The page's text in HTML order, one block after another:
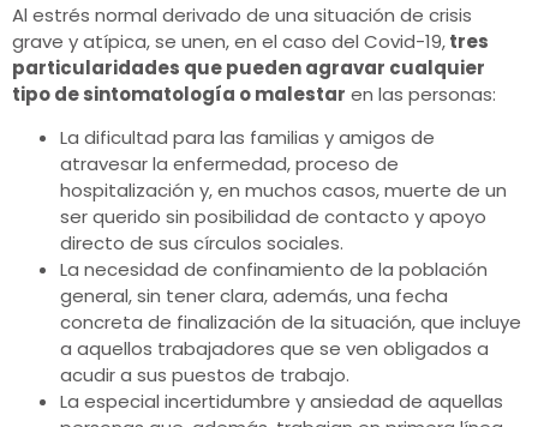
Al estrés normal derivado de una situación de crisis
grave y atípica, se unen, en el caso del Covid-19,tres
particularidades que pueden agravar cualquier
tipo de sintomatología o malestar en las personas:
La dificultad para las familias y amigos de
atravesar la enfermedad, proceso de
hospitalización y, en muchos casos, muerte de un
ser querido sin posibilidad de contacto y apoyo
directo de sus círculos sociales.
La necesidad de confinamiento de la población
general, sin tener clara, además, una fecha
concreta de finalización de la situación, que incluye
a aquellos trabajadores que se ven obligados a
acudir a sus puestos de trabajo.
La especial incertidumbre y ansiedad de aquellas